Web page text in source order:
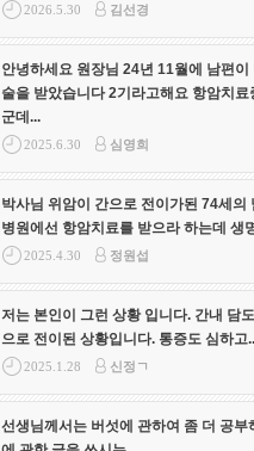
2026.5.30 김선경
안녕하세요 원장님 24년 11월에 남편이
술을 받았습니다 2기라고해요 항암치료
군데...
2025.6.30 심영희
박사님 위암이 간으로 전이가된 74세의
병원에선 항암치료를 받으라 하는데 생
2025.4.30 정원섭
저는 본인이 그런 상황 입니다. 간내 담
으로 전이된 상황입니다. 통증도 심하고
2025.1.28 신정ㄱ
선생님께서는 버섯에 관하여 좀 더 공부